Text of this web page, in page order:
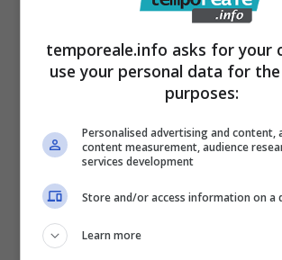
Radio Stop
temporeale.info asks for your
use your personal data for
purposes:
Personalised advertising and content,
content measurement, audience
services development
Store and/or access information on a
Learn more